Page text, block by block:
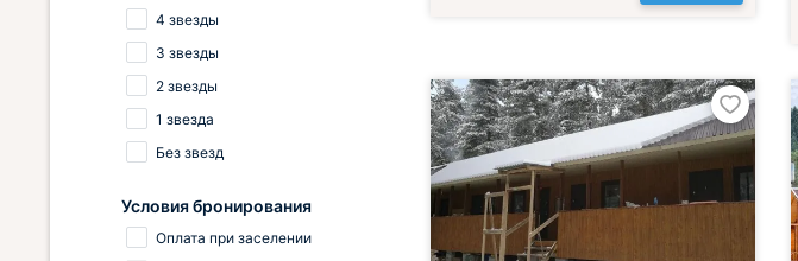
4 звезды
3 звезды
2 звезды
1 звезда
Без звезд
Условия бронирования
Оплата при заселении